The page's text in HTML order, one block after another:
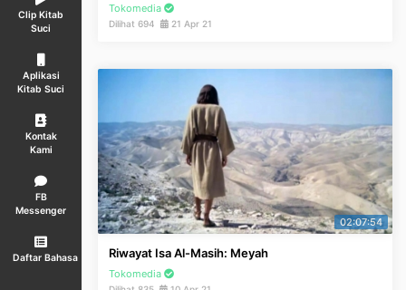
Clip Kitab
Suci
Aplikasi
Kitab Suci
Kontak
Kami
FB
Messenger
Daftar Bahasa
Tokomedia
Dilihat 694 21 Apr 21
02:07:54
Riwayat Isa Al-Masih: Meyah
Tokomedia